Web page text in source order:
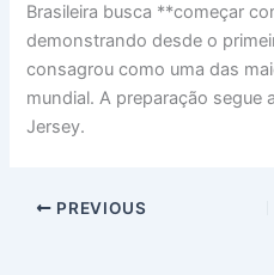
Brasileira busca **começar
demonstrando desde o
consagrou como uma das
mundial. A preparação segue
Jersey.
PREVIOUS